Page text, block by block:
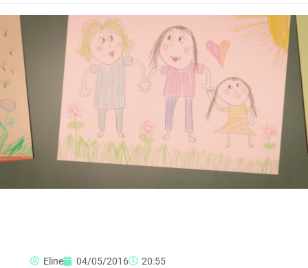
Eline 04/05/2016 20:55